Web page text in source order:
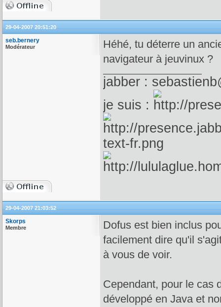
29-04-2007 20:51:20
seb.bernery
Modérateur
Héhé, tu déterre un
navigateur à jeuvinux ?
jabber :
je suis :
29-04-2007 21:03:52
Skorps
Membre
Dofus est bien inclus
facilement dire qu'il
à vous de voir.
Cependant, pour le cas
développé en Java et